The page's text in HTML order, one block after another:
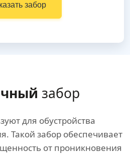
забор
забор
для обустройства
Такой забор обеспечивает
от проникновения